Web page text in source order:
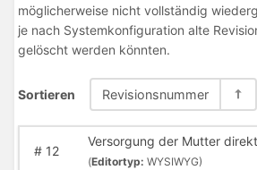
möglicherweise nicht vollständig
je nach Systemkonfiguration alte
gelöscht werden könnten.
Sortieren Revisionsnummer
#12
Versorgung der Mutter
(Editortyp: WYSIWYG)